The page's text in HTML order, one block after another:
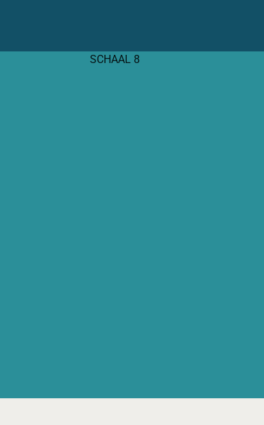
SCHAAL 8